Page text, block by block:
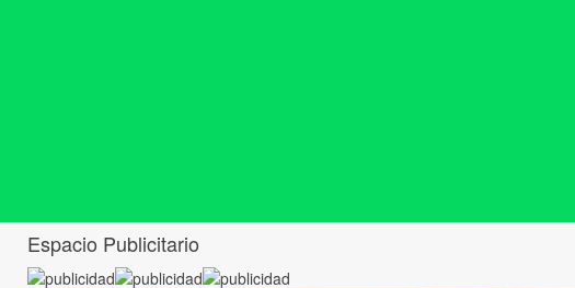
Espacio Publicitario